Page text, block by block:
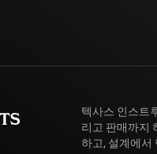
텍사스 인스트
리고 판매까지
하고, 설계에서